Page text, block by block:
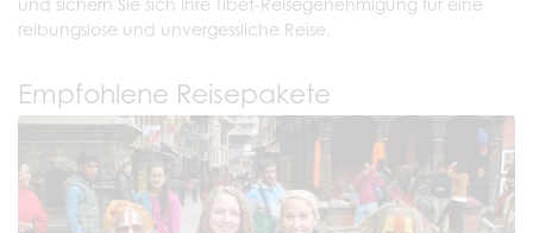
reibungslose und unvergessliche Reise.
Empfohlene Reisepakete